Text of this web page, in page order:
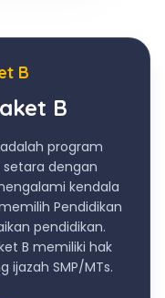
B
B
program
dengan
kendala
Pendidikan
pendidikan.
B memiliki hak
SMP/MTs.